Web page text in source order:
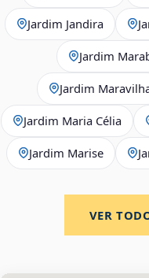
Jardim Jandira
Jardim
Jardim
Jardim Maria Célia
Jardim Marise
VER